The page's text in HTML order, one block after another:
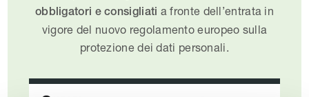
obbligatori e consigliati a fronte dell’entrata in
vigore del nuovo regolamento europeo sulla
protezione dei dati personali.